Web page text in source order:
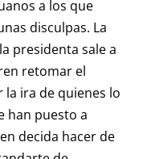
a los que
disculpas. La
presidenta sale a
retomar el
la ira de quienes lo
han puesto a
decida hacer de